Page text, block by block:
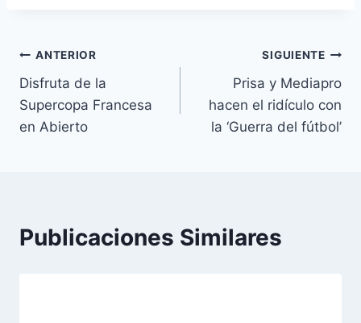
Navegación
de
entradas
ANTERIOR
Disfruta de la
Supercopa Francesa
en Abierto
SIGUIENTE
Prisa y Mediapro
hacen el ridículo con
la ‘Guerra del fútbol’
Publicaciones Similares